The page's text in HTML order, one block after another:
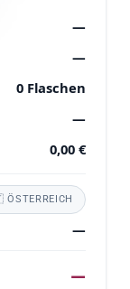
—
—
0 Flaschen
—
0,00 €
—
—